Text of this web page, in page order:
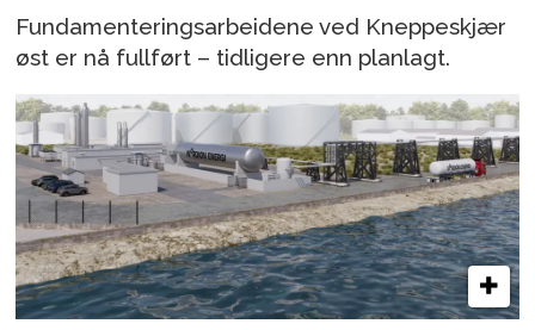
Fundamenteringsarbeidene ved Kneppeskjær
øst er nå fullført – tidligere enn planlagt.